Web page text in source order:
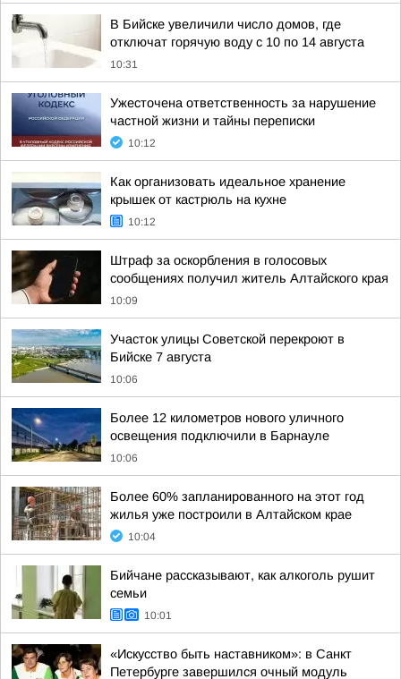
В Бийске увеличили число домов, где
отключат горячую воду с 10 по 14 августа
10:31
Ужесточена ответственность за нарушение
частной жизни и тайны переписки
10:12
Как организовать идеальное хранение
крышек от кастрюль на кухне
10:12
Штраф за оскорбления в голосовых
сообщениях получил житель Алтайского края
10:09
Участок улицы Советской перекроют в
Бийске 7 августа
10:06
Более 12 километров нового уличного
освещения подключили в Барнауле
10:06
Более 60% запланированного на этот год
жилья уже построили в Алтайском крае
10:04
Бийчане рассказывают, как алкоголь рушит
семьи
10:01
«Искусство быть наставником»: в Санкт
Петербурге завершился очный модуль